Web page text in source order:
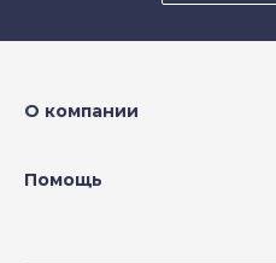
О компании
Помощь